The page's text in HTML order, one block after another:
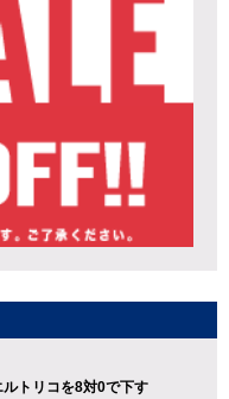
トリコを8対0で下す